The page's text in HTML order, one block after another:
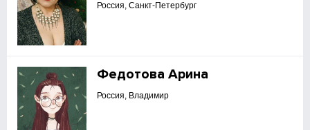
Россия, Санкт-Петербург
Федотова Арина
Россия, Владимир